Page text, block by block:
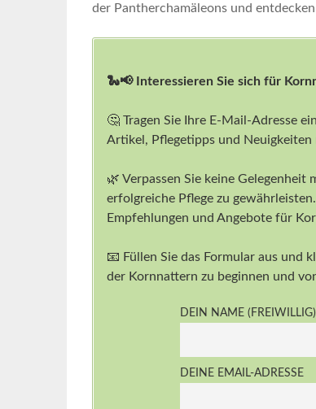
der Pantherchamäleons und
🐍📢 Interessieren Sie sich für
🤔 Tragen Sie Ihre E-Mail-Adresse
Artikel, Pflegetipps und
🌿 Verpassen Sie keine
erfolgreiche Pflege zu
Empfehlungen und Angebote für
📧 Füllen Sie das Formular aus und
der Kornnattern zu beginnen und
DEIN NAME (FREIWILLIG)
DEINE EMAIL-ADRESSE